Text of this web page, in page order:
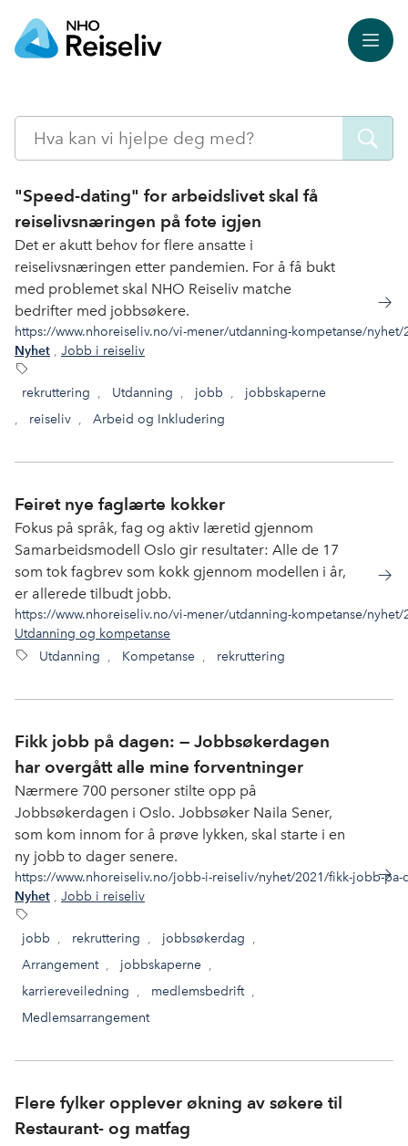
Meny
Søk
"Speed-dating" for arbeidslivet skal få
reiselivsnæringen på fote igjen
Det er akutt behov for flere ansatte i
reiselivsnæringen etter pandemien. For å få bukt
med problemet skal NHO Reiseliv matche
bedrifter med jobbsøkere.
https://www.nhoreiseliv.no/vi-mener/utdanning-kompetanse/
Nyhet , Jobb i reiseliv
rekruttering , Utdanning , jobb ,
jobbskaperne
,
reiseliv , Arbeid og Inkludering
Feiret nye faglærte kokker
Fokus på språk, fag og aktiv læretid gjennom
Samarbeidsmodell Oslo gir resultater: Alle de 17
som tok fagbrev som kokk gjennom modellen i år,
er allerede tilbudt jobb.
https://www.nhoreiseliv.no/vi-mener/utdanning-kompetanse/
Utdanning og kompetanse
Utdanning , Kompetanse , rekruttering
Fikk jobb på dagen: — Jobbsøkerdagen
har overgått alle mine forventninger
Nærmere 700 personer stilte opp på
Jobbsøkerdagen i Oslo. Jobbsøker Naila Sener,
som kom innom for å prøve lykken, skal starte i en
ny jobb to dager senere.
https://www.nhoreiseliv.no/jobb-i-reiseliv/nyhet/2021/fikk-jobb-
Nyhet , Jobb i reiseliv
jobb , rekruttering , jobbsøkerdag ,
Arrangement , jobbskaperne ,
karriereveiledning , medlemsbedrift ,
Medlemsarrangement
Flere fylker opplever økning av søkere til
Restaurant- og matfag